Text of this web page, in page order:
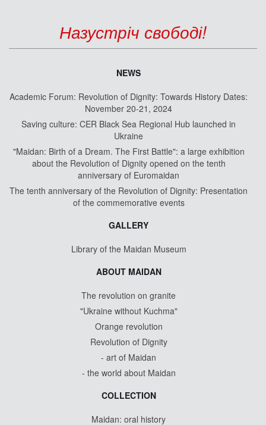
Назустріч свободі!
NEWS
Academic Forum: Revolution of Dignity: Towards History Dates:
November 20-21, 2024
Saving culture: CER Black Sea Regional Hub launched in
Ukraine
"Maidan: Birth of a Dream. The First Battle": a large exhibition
about the Revolution of Dignity opened on the tenth
anniversary of Euromaidan
The tenth anniversary of the Revolution of Dignity: Presentation
of the commemorative events
GALLERY
Library of the Maidan Museum
ABOUT MAIDAN
The revolution on granite
"Ukraine without Kuchma"
Orange revolution
Revolution of Dignity
- art of Maidan
- the world about Maidan
COLLECTION
Maidan: oral history